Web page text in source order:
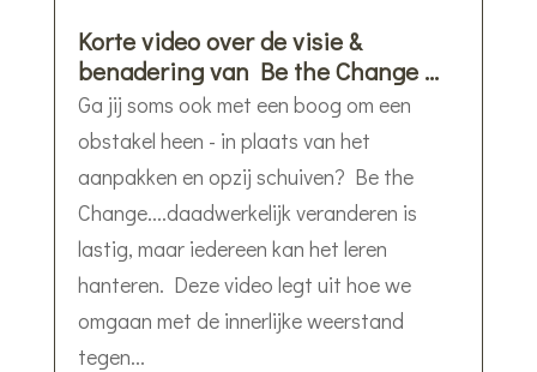
Korte video over de visie &
benadering van Be the Change …
Ga jij soms ook met een boog om een
obstakel heen - in plaats van het
aanpakken en opzij schuiven? Be the
Change....daadwerkelijk veranderen is
lastig, maar iedereen kan het leren
hanteren. Deze video legt uit hoe we
omgaan met de innerlijke weerstand
tegen...